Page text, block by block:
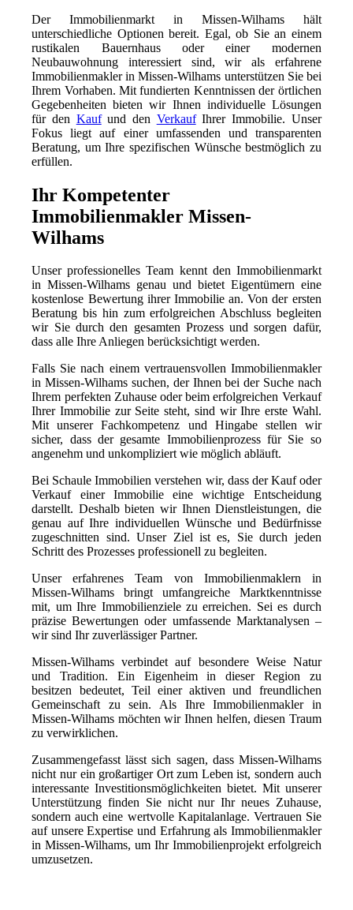
Der Immobilienmarkt in Missen-Wilhams hält
unterschiedliche Optionen bereit. Egal, ob Sie an einem
rustikalen Bauernhaus oder einer modernen
Neubauwohnung interessiert sind, wir als erfahrene
Immobilienmakler in Missen-Wilhams unterstützen Sie bei
Ihrem Vorhaben. Mit fundierten Kenntnissen der örtlichen
Gegebenheiten bieten wir Ihnen individuelle Lösungen
für den Kaufund den VerkaufIhrer Immobilie. Unser
Fokus liegt auf einer umfassenden und transparenten
Beratung, um Ihre spezifischen Wünsche bestmöglich zu
erfüllen.
Ihr Kompetenter
Immobilienmakler Missen-
Wilhams
Unser professionelles Team kennt den Immobilienmarkt
in Missen-Wilhams genau und bietet Eigentümern eine
kostenlose Bewertung ihrer Immobilie an. Von der ersten
Beratung bis hin zum erfolgreichen Abschluss begleiten
wir Sie durch den gesamten Prozess und sorgen dafür,
dass alle Ihre Anliegen berücksichtigt werden.
Falls Sie nach einem vertrauensvollen Immobilienmakler
in Missen-Wilhams suchen, der Ihnen bei der Suche nach
Ihrem perfekten Zuhause oder beim erfolgreichen Verkauf
Ihrer Immobilie zur Seite steht, sind wir Ihre erste Wahl.
Mit unserer Fachkompetenz und Hingabe stellen wir
sicher, dass der gesamte Immobilienprozess für Sie so
angenehm und unkompliziert wie möglich abläuft.
Bei Schaule Immobilien verstehen wir, dass der Kauf oder
Verkauf einer Immobilie eine wichtige Entscheidung
darstellt. Deshalb bieten wir Ihnen Dienstleistungen, die
genau auf Ihre individuellen Wünsche und Bedürfnisse
zugeschnitten sind. Unser Ziel ist es, Sie durch jeden
Schritt des Prozesses professionell zu begleiten.
Unser erfahrenes Team von Immobilienmaklern in
Missen-Wilhams bringt umfangreiche Marktkenntnisse
mit, um Ihre Immobilienziele zu erreichen. Sei es durch
präzise Bewertungen oder umfassende Marktanalysen –
wir sind Ihr zuverlässiger Partner.
Missen-Wilhams verbindet auf besondere Weise Natur
und Tradition. Ein Eigenheim in dieser Region zu
besitzen bedeutet, Teil einer aktiven und freundlichen
Gemeinschaft zu sein. Als Ihre Immobilienmakler in
Missen-Wilhams möchten wir Ihnen helfen, diesen Traum
zu verwirklichen.
Zusammengefasst lässt sich sagen, dass Missen-Wilhams
nicht nur ein großartiger Ort zum Leben ist, sondern auch
interessante Investitionsmöglichkeiten bietet. Mit unserer
Unterstützung finden Sie nicht nur Ihr neues Zuhause,
sondern auch eine wertvolle Kapitalanlage. Vertrauen Sie
auf unsere Expertise und Erfahrung als Immobilienmakler
in Missen-Wilhams, um Ihr Immobilienprojekt erfolgreich
umzusetzen.